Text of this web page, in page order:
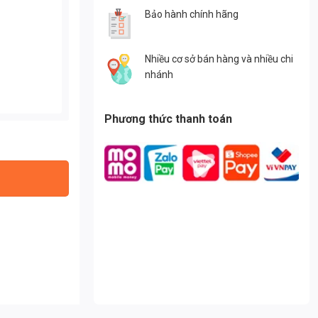
Bảo hành chính hãng
Nhiều cơ sở bán hàng và nhiều chi
nhánh
Phương thức thanh toán